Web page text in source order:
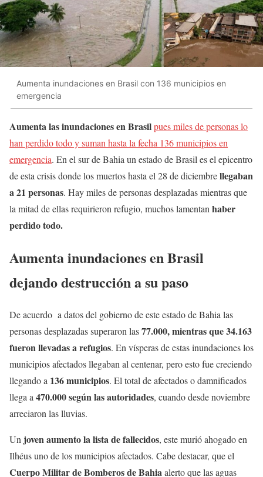
Aumenta inundaciones en Brasil con 136 municipios en
emergencia
Aumenta las inundaciones en Brasilpues miles de personas lo
han perdido todo y suman hasta la fecha 136 municipios en
emergencia. En el sur de Bahia un estado de Brasil es el epicentro
de esta crisis donde los muertos hasta el 28 de diciembrellegaban
a 21 personas. Hay miles de personas desplazadas mientras que
la mitad de ellas requirieron refugio, muchos lamentan haber
perdido todo.
Aumenta inundaciones en Brasil
dejando destrucción a su paso
De acuerdo a datos del gobierno de este estado de Bahia las
personas desplazadas superaron las77.000, mientras que 34.163
fueron llevadas a refugios. En vísperas de estas inundaciones los
municipios afectados llegaban al centenar, pero esto fue creciendo
llegando a 136 municipios. El total de afectados o damnificados
llega a 470.000 según las autoridades, cuando desde noviembre
arreciaron las lluvias.
Un joven aumento la lista de fallecidos, este murió ahogado en
Ilhéus uno de los municipios afectados. Cabe destacar, que el
Cuerpo Militar de Bomberos de Bahiaalerto que las aguas